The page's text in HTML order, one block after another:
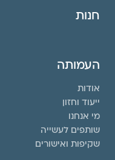
חנות
העמותה
אודות
ייעוד וחזון
מי אנחנו
שותפים לעשייה
שקיפות ואישורים